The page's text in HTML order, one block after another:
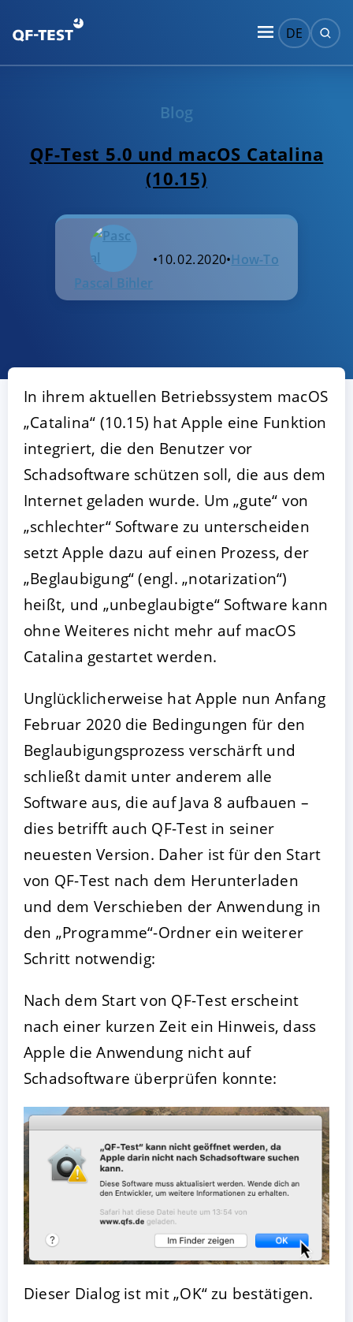
DE
Blog
QF-Test 5.0 und macOS Catalina
(10.15)
Pascal Bihler
•10. 02. 2020•How-To
In ihrem aktuellen Betriebssystem macOS
„Catalina“ (10.15) hat Apple eine Funktion
integriert, die den Benutzer vor
Schadsoftware schützen soll, die aus dem
Internet geladen wurde. Um „gute“ von
„schlechter“ Software zu unterscheiden
setzt Apple dazu auf einen Prozess, der
„Beglaubigung“ (engl. „notarization“)
heißt, und „unbeglaubigte“ Software kann
ohne Weiteres nicht mehr auf macOS
Catalina gestartet werden.
Unglücklicherweise hat Apple nun Anfang
Februar 2020 die Bedingungen für den
Beglaubigungsprozess verschärft und
schließt damit unter anderem alle
Software aus, die auf Java 8 aufbauen –
dies betrifft auch QF-Test in seiner
neuesten Version. Daher ist für den Start
von QF-Test nach dem Herunterladen
und dem Verschieben der Anwendung in
den „Programme“-Ordner ein weiterer
Schritt notwendig:
Nach dem Start von QF-Test erscheint
nach einer kurzen Zeit ein Hinweis, dass
Apple die Anwendung nicht auf
Schadsoftware überprüfen konnte:
Dieser Dialog ist mit „OK“ zu bestätigen.
AKZEPTIEREN
Impressum | Datenschutz